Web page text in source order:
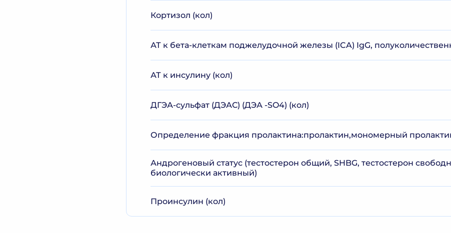
Кортизол (кол)
АТ к бета-клеткам поджелудочной железы (ICA) IgG,
АТ к инсулину (кол)
ДГЭА-сульфат (ДЭАС) (ДЭА -SO4) (кол)
Определение фракция пролактина:пролактин,мономерный
Андрогеновый статус (тестостерон общий, SHBG, тестостерон
биологически активный)
Проинсулин (кол)